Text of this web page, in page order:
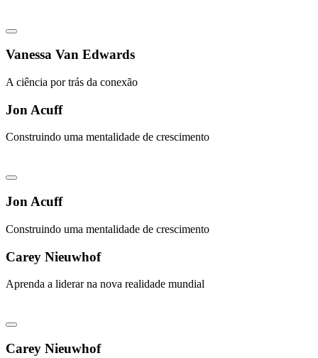
Vanessa Van Edwards
A ciência por trás da conexão
Jon Acuff
Construindo uma mentalidade de crescimento
Jon Acuff
Construindo uma mentalidade de crescimento
Carey Nieuwhof
Aprenda a liderar na nova realidade mundial
Carey Nieuwhof